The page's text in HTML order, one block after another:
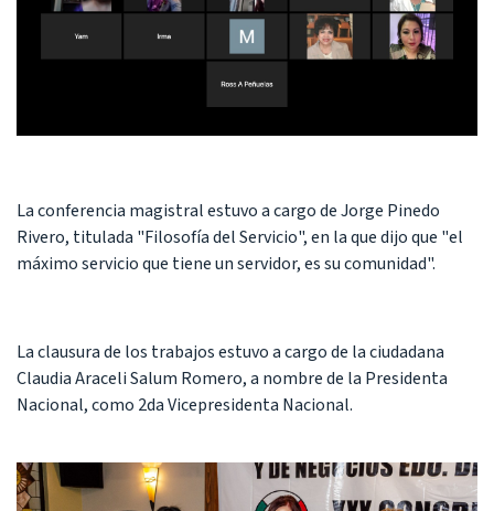
La conferencia magistral estuvo a cargo de Jorge Pinedo
Rivero, titulada "Filosofía del Servicio", en la que dijo que "el
máximo servicio que tiene un servidor, es su comunidad".
La clausura de los trabajos estuvo a cargo de la ciudadana
Claudia Araceli Salum Romero, a nombre de la Presidenta
Nacional, como 2da Vicepresidenta Nacional.